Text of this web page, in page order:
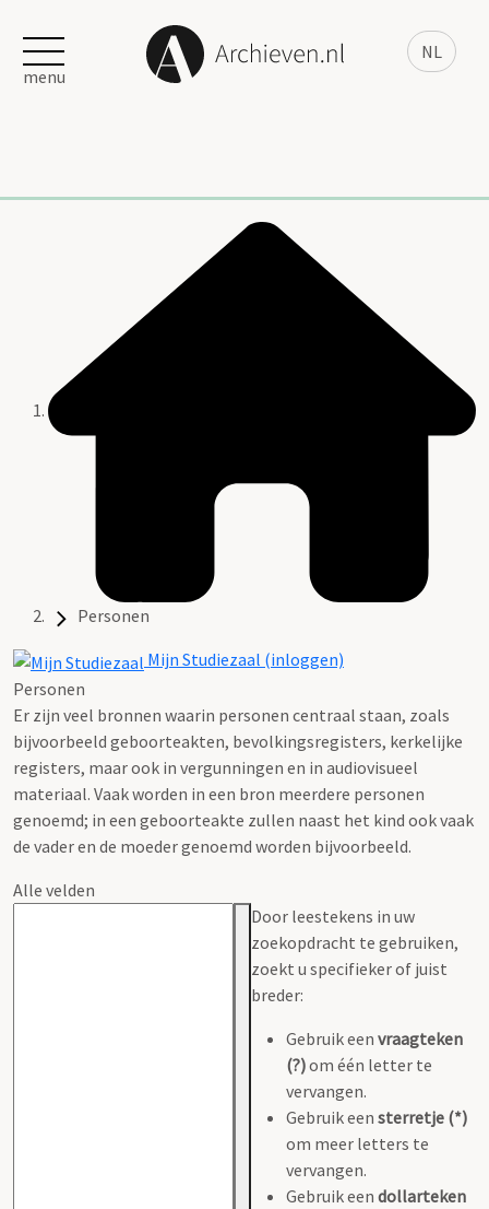
NL
menu
Personen
Mijn Studiezaal (inloggen)
Personen
Er zijn veel bronnen waarin personen centraal staan, zoals
bijvoorbeeld geboorteakten, bevolkingsregisters, kerkelijke
registers, maar ook in vergunningen en in audiovisueel
materiaal. Vaak worden in een bron meerdere personen
genoemd; in een geboorteakte zullen naast het kind ook vaak
de vader en de moeder genoemd worden bijvoorbeeld.
Alle velden
Door leestekens in uw
zoekopdracht te gebruiken,
zoekt u specifieker of juist
breder:
Gebruik een vraagteken
(?)om één letter te
vervangen.
Gebruik een sterretje (*)
om meer letters te
vervangen.
Gebruik een dollarteken